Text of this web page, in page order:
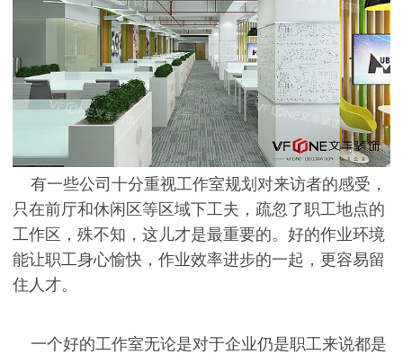
有一些公司十分重视工作室规划对来访者的感受，
只在前厅和休闲区等区域下工夫，疏忽了职工地点的
工作区，殊不知，这儿才是最重要的。好的作业环境
能让职工身心愉快，作业效率进步的一起，更容易留
住人才。
一个好的工作室无论是对于企业仍是职工来说都是